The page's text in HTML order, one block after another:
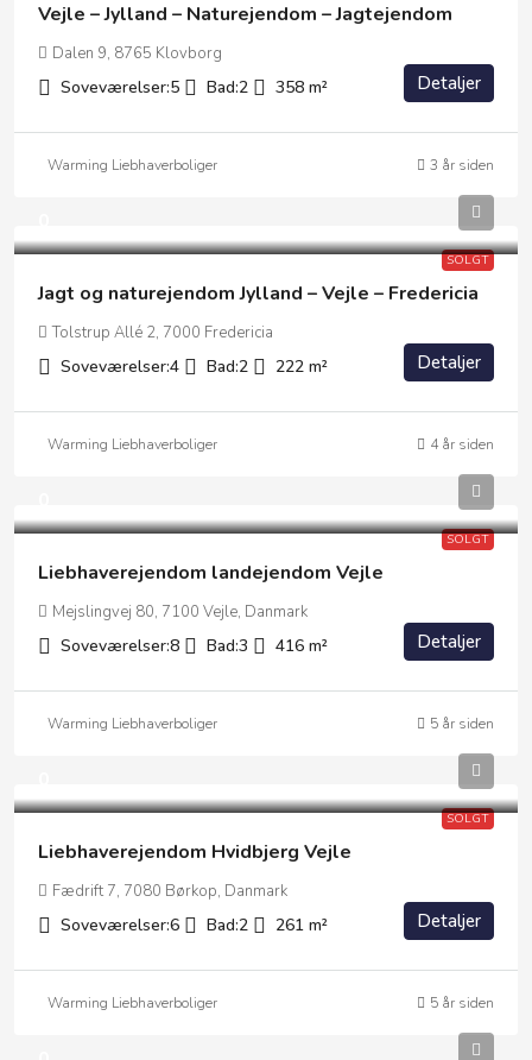
Vejle – Jylland – Naturejendom – Jagtejendom
Dalen 9, 8765 Klovborg
Soveværelser:5 Bad:2 358 m² Detaljer
Warming Liebhaverboliger 3 år siden
SOLGT
Jagt og naturejendom Jylland – Vejle – Fredericia
Tolstrup Allé 2, 7000 Fredericia
Soveværelser:4 Bad:2 222 m² Detaljer
Warming Liebhaverboliger 4 år siden
SOLGT
Liebhaverejendom landejendom Vejle
Mejslingvej 80, 7100 Vejle, Danmark
Soveværelser:8 Bad:3 416 m² Detaljer
Warming Liebhaverboliger 5 år siden
SOLGT
Liebhaverejendom Hvidbjerg Vejle
Fædrift 7, 7080 Børkop, Danmark
Soveværelser:6 Bad:2 261 m² Detaljer
Warming Liebhaverboliger 5 år siden